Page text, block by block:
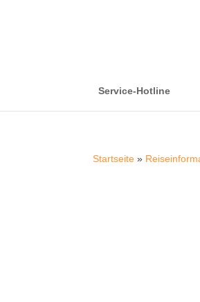
Service-Hotline
Startseite »